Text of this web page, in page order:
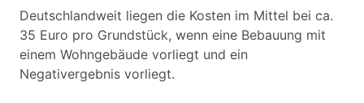
Deutschlandweit liegen die Kosten im Mittel bei ca.
35 Euro pro Grundstück, wenn eine Bebauung mit
einem Wohngebäude vorliegt und ein
Negativergebnis vorliegt.